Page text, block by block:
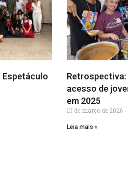
Retrospectiva:
acesso de
em 2025
10 de março de 2026
Leia mais »